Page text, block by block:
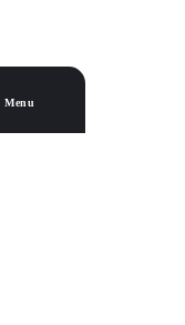
Menu